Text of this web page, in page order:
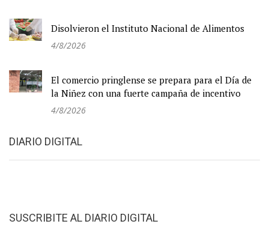
Disolvieron el Instituto Nacional de Alimentos
4/8/2026
El comercio pringlense se prepara para el Día de
la Niñez con una fuerte campaña de incentivo
4/8/2026
DIARIO DIGITAL
SUSCRIBITE AL DIARIO DIGITAL